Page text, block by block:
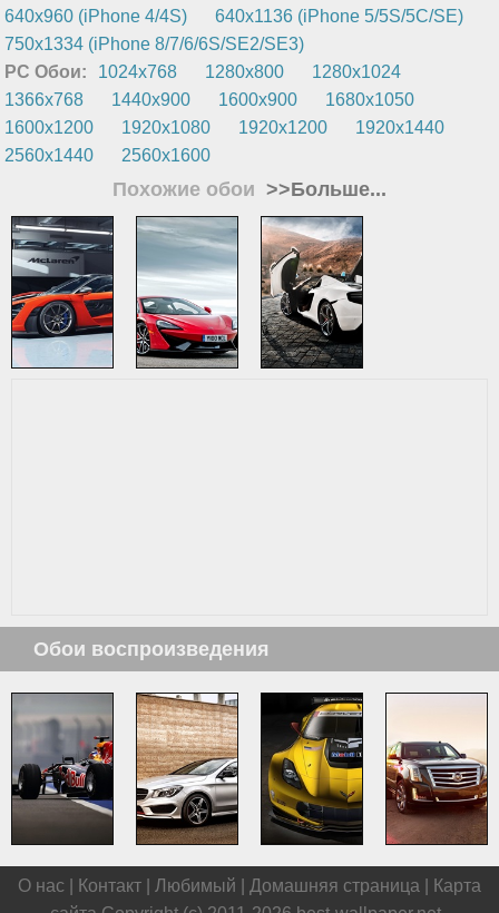
640x960 (iPhone 4/4S)
640x1136 (iPhone 5/5S/5C/SE)
750x1334 (iPhone 8/7/6/6S/SE2/SE3)
PC Обои:
1024x768 1280x800
1280x1024
1366x768
1440x900 1600x900
1680x1050
1600x1200
1920x1080 1920x1200
1920x1440
2560x1440
2560x1600
Похожие обои >>Больше...
Обои воспроизведения
О нас | Контакт Любимый Домашняя страница
Карта